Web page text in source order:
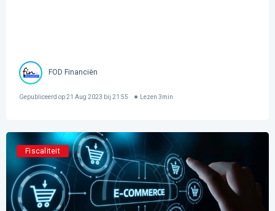
FOD Financiën
Gepubliceerd op21 Aug 2023 bij 21:55 Lezen 3min
Fiscaliteit